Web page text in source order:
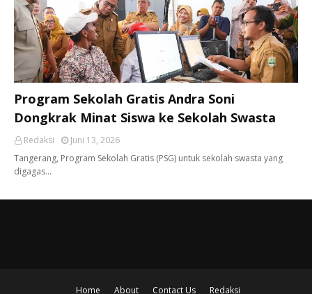
Program Sekolah Gratis Andra Soni
Dongkrak Minat Siswa ke Sekolah Swasta
Redaksi
Juni 13, 2026
Tangerang, ​Program Sekolah Gratis (PSG) untuk sekolah swasta yang
digagas…
Home About Contact Us Redaksi